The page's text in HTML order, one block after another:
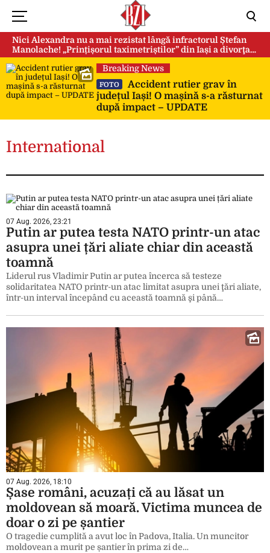
Nici Alexandra nu a mai rezistat lângă infractorul Ștefan
Manolache! „Prințișorul taximetriștilor” din Iași a divorţat
după doi ani de căsnicie
Breaking News
FOTO
Accident rutier grav în
județul Iași! O mașină s-a răsturnat
după impact – UPDATE
International
07 Aug. 2026, 23:21
Putin ar putea testa NATO printr-un atac
asupra unei țări aliate chiar din această
toamnă
Liderul rus Vladimir Putin ar putea încerca să testeze
solidaritatea NATO printr-un atac limitat asupra unei ţări aliate,
într-un interval începând cu această toamnă şi până…
07 Aug. 2026, 18:10
Șase români, acuzați că au lăsat un
moldovean să moară. Victima muncea de
doar o zi pe șantier
O tragedie cumplită a avut loc în Padova, Italia. Un muncitor
moldovean a murit pe șantier în prima zi de…